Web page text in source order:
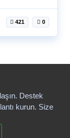
421 0
Destek
kurun. Size